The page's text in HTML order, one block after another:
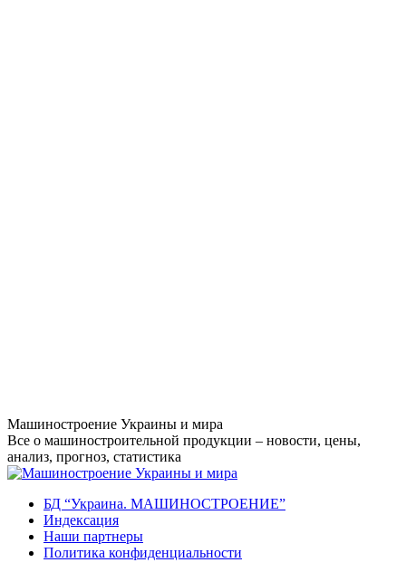
Перейти
к
содержанию
Машиностроение Украины и мира
Все о машиностроительной продукции – новости, цены,
анализ, прогноз, статистика
БД “Украина. МАШИНОСТРОЕНИЕ”
Индекcация
Наши партнеры
Политика конфиденциальности